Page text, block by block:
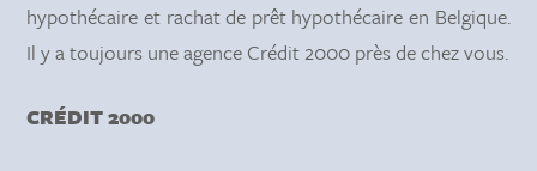
hypothécaire et rachat de prêt hypothécaire en Belgique.
Il y a toujours une agence Crédit 2000 près de chez vous.
CRÉDIT 2000